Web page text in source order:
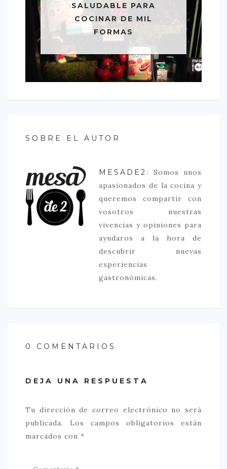
SALUDABLE PARA
COCINAR DE MIL
FORMAS
SOBRE EL AUTOR
MESADE2: Somos unos
apasionados de la cocina y
queremos compartir con
vosotros nuestras
vivencias y opiniones para
ayudaros a la hora de
descubrir nuevas
experiencias
gastronómicas.
0 COMENTARIOS
DEJA UNA RESPUESTA
Tu dirección de correo electrónico no será
publicada.
Los campos obligatorios están
marcados con *